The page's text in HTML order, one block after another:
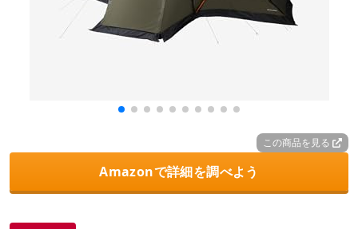
この商品を見る
Amazonで詳細を調べよう